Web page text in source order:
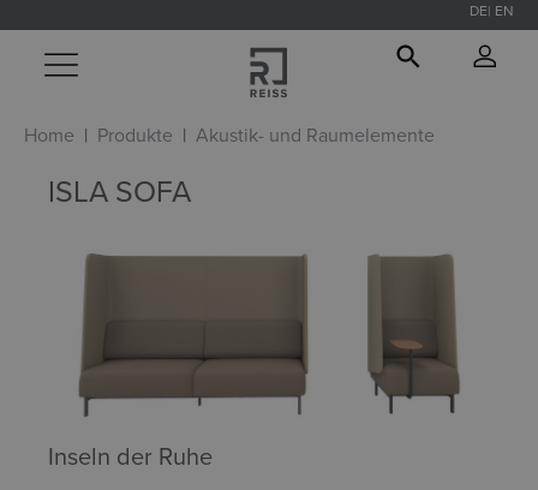
springen
DE EN
Home Produkte Akustik- und Raumelemente
ISLA SOFA
Inseln der Ruhe